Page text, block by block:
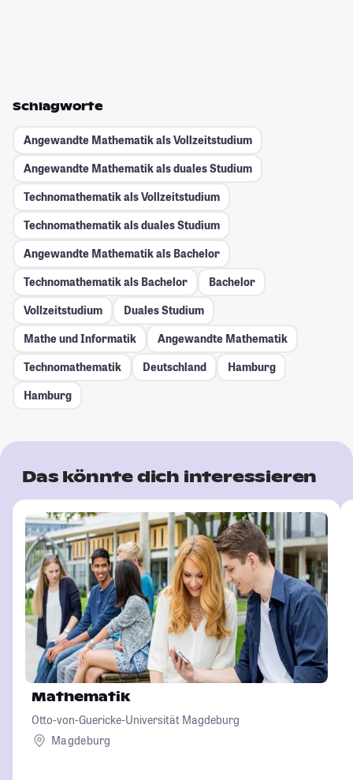
Schlagworte
Angewandte Mathematik als Vollzeitstudium
Angewandte Mathematik als duales Studium
Technomathematik als Vollzeitstudium
Technomathematik als duales Studium
Angewandte Mathematik als Bachelor
Technomathematik als Bachelor
Bachelor
Vollzeitstudium
Duales Studium
Mathe und Informatik
Angewandte Mathematik
Technomathematik
Deutschland
Hamburg
Hamburg
Das könnte dich interessieren
Mathematik
Otto-von-Guericke-Universität Magdeburg
Magdeburg